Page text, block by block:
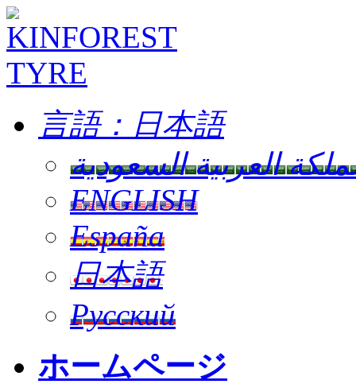
言語： 日本語
العربية السعودية
ENGLISH
España
日本語
Русский
ホームページ